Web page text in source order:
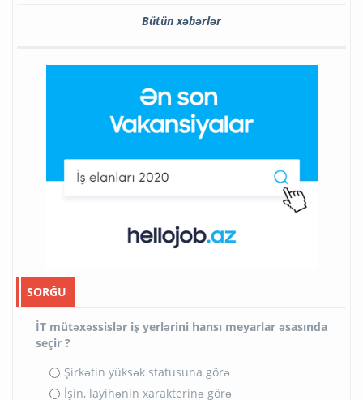
Bütün xəbərlər
SORĞU
İT mütəxəssislər iş yerlərini hansı meyarlar əsasında
seçir ?
Şirkətin yüksək statusuna görə
İşin, layihənin xarakterinə görə